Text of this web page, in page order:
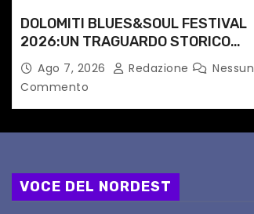
c
o
l
i
DOLOMITI BLUES&SOUL FESTIVAL
2026:UN TRAGUARDO STORICO
PER LA 25ª EDIZIONE TRA LE CIME
PATRIMONIO UNESCO
Ago 7, 2026 Redazione
Nessun
Commento
VOCE DEL NORDEST